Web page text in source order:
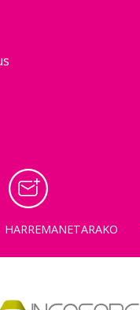
HARREMANETARAKO